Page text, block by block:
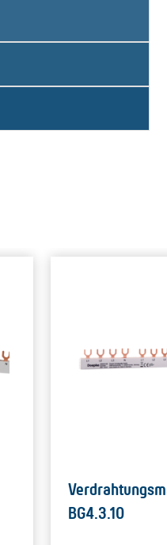
BG4.3.10